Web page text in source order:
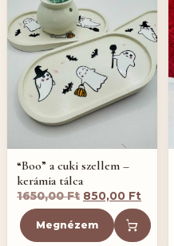
“Boo” a cuki szellem –
kerámia tálca
1650,00Ft Original
price
was:
1650,00 Ft.
850,00 Ft
price
is:
Megnézem